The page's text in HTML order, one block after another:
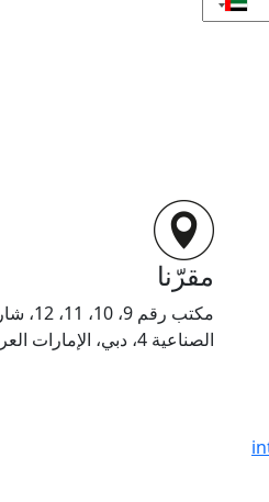
مقرّنا
الصناعية 4، دبي، الإمارات العربية المتحدة